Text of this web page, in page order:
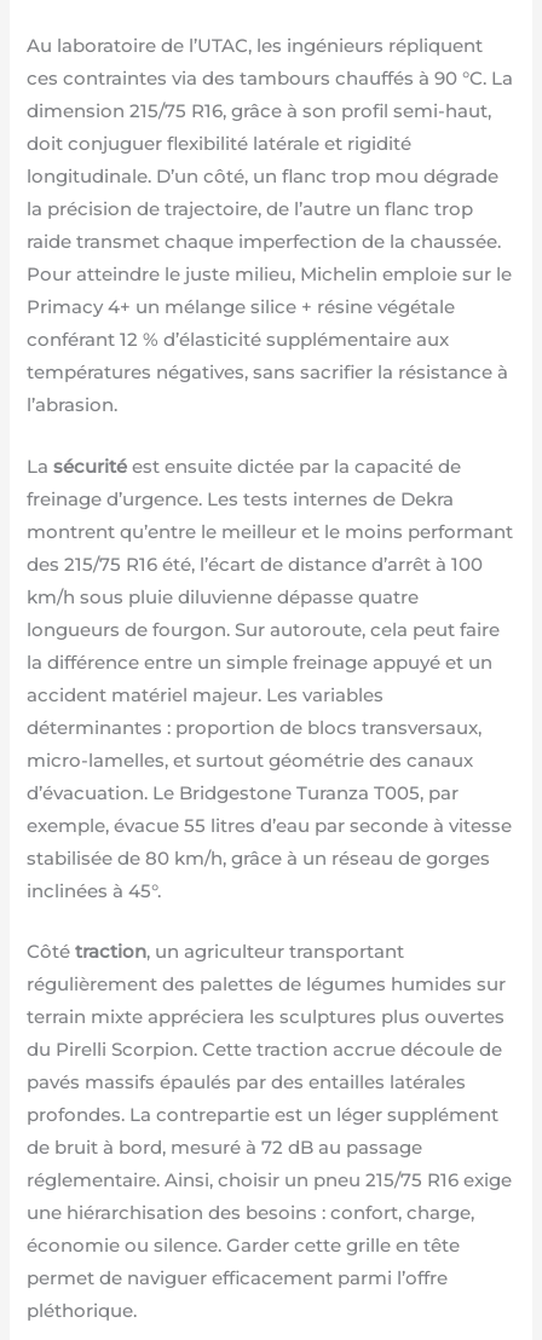
Au laboratoire de l’UTAC, les ingénieurs répliquent
ces contraintes via des tambours chauffés à 90 °C. La
dimension 215/75 R16, grâce à son profil semi-haut,
doit conjuguer flexibilité latérale et rigidité
longitudinale. D’un côté, un flanc trop mou dégrade
la précision de trajectoire, de l’autre un flanc trop
raide transmet chaque imperfection de la chaussée.
Pour atteindre le juste milieu, Michelin emploie sur le
Primacy 4+ un mélange silice + résine végétale
conférant 12 % d’élasticité supplémentaire aux
températures négatives, sans sacrifier la résistance à
l’abrasion.
Lasécurité est ensuite dictée par la capacité de
freinage d’urgence. Les tests internes de Dekra
montrent qu’entre le meilleur et le moins performant
des 215/75 R16 été, l’écart de distance d’arrêt à 100
km/h sous pluie diluvienne dépasse quatre
longueurs de fourgon. Sur autoroute, cela peut faire
la différence entre un simple freinage appuyé et un
accident matériel majeur. Les variables
déterminantes : proportion de blocs transversaux,
micro-lamelles, et surtout géométrie des canaux
d’évacuation. Le Bridgestone Turanza T005, par
exemple, évacue 55 litres d’eau par seconde à vitesse
stabilisée de 80 km/h, grâce à un réseau de gorges
inclinées à 45°.
Côtétraction, un agriculteur transportant
régulièrement des palettes de légumes humides sur
terrain mixte appréciera les sculptures plus ouvertes
du Pirelli Scorpion. Cette traction accrue découle de
pavés massifs épaulés par des entailles latérales
profondes. La contrepartie est un léger supplément
de bruit à bord, mesuré à 72 dB au passage
réglementaire. Ainsi, choisir un pneu 215/75 R16 exige
une hiérarchisation des besoins : confort, charge,
économie ou silence. Garder cette grille en tête
permet de naviguer efficacement parmi l’offre
pléthorique.